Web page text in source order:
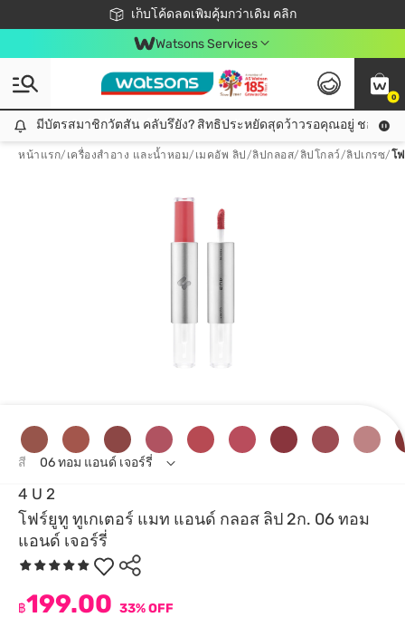
เก็บโค้ดลดเพิ่มคุ้มกว่าเดิม คลิก
ชอปออนไลน์ครั้งแรก ลดเพิ่มจุก ๆ 10%! 🎉
📦ส่งฟรี! เมื่อชอป 499฿
สมาชิกวัตสัน คลับดียังไง?
Watsons Services
0
มีบัตรสมาชิกวัตสัน คลับรึยัง? สิทธิประหยัดสุดว้าวรอคุณอยู่ ชอปคุ้มกว่าเดิม คลิก!
มีบัตรสมาชิกวัตสัน คลับรึยัง? สิทธิประหยัดสุดว้าวรอคุณอยู่ ชอปคุ้มก
หน้าแรก/ เครื่องสำอาง และน้ำหอม/ เมคอัพ ลิป /ลิปกลอส/ลิปโกลว์/ลิปเกรซ/โ
4 U 2
โฟร์ยูทู ทูเกเตอร์ แมท แอนด์ กลอส ลิป 2ก. 06 ทอม
แอนด์ เจอร์รี่
฿199.00 33% OFF
สี 06 ทอม แอนด์ เจอร์รี่